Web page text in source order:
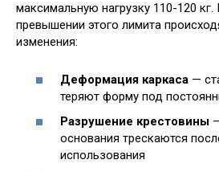
максимальную нагрузку 110-120 кг.
превышении этого лимита
изменения:
Деформация каркаса —
теряют форму под
Разрушение крестовины
основания трескаются
использования